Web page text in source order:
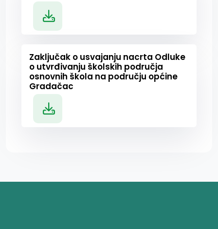
Zaključak o usvajanju nacrta Odluke
o utvrđivanju školskih područja
osnovnih škola na području općine
Gradačac